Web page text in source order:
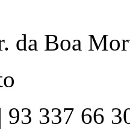
da Boa
93 337 66